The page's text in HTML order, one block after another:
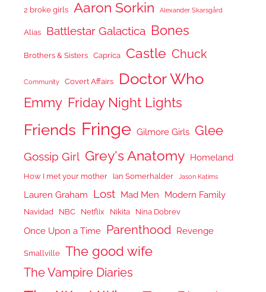
2 broke girls Aaron Sorkin Alexander Skarsgård
Alias Battlestar Galactica Bones
Brothers & Sisters Caprica Castle Chuck
Community Covert Affairs Doctor Who
Emmy Friday Night Lights
Friends Fringe Gilmore Girls Glee
Gossip Girl Grey's Anatomy Homeland
How I met your mother Ian Somerhalder Jason Katims
Lauren Graham Lost Mad Men Modern Family
Navidad NBC Netflix Nikita Nina Dobrev
Once Upon a Time Parenthood Revenge
Smallville The good wife
The Vampire Diaries